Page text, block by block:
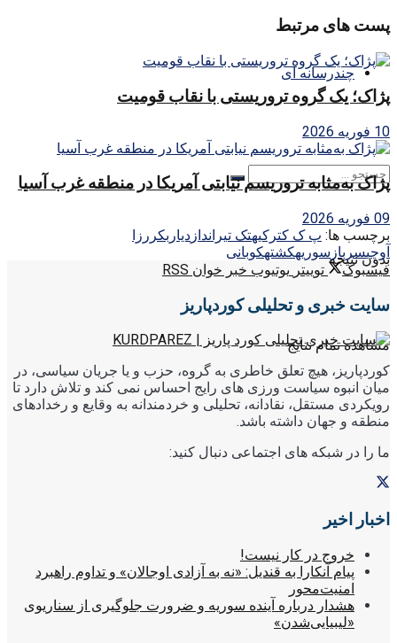
چندرسانه ای
بدون نتیجه
مشاهده تمام نتایج
پست های مرتبط
پژاک؛ یک گروه تروریستی با نقاب قومیت
10 فوریه 2026
پژاک به‌مثابه تروریسم نیابتی آمریکا در منطقه غرب آسیا
09 فوریه 2026
برچسب ها: پ ک کترکیهتک تیرانداز دیاربکر رزا
آوچیسرباز سوریهکشتهکوبانی
فیسبوک
توییتر یوتیوب خبر خوان RSS
سایت خبری و تحلیلی کوردپاریز
کوردپاریز، هیچ تعلق خاطری به گروه، حزب و یا جریان سیاسی، در
میان انبوه سیاست ورزی های رایج احساس نمی کند و تلاش دارد تا
رویکردی مستقل، نقادانه، تحلیلی و خردمندانه به وقایع و رخدادهای
منطقه و جهان داشته باشد.
ما را در شبکه های اجتماعی دنبال کنید:
اخبار اخیر
خروج در کار نیست!
پیام آنکارا به قندیل: «نه به آزادی اوجالان» و تداوم راهبرد
امنیت‌محور
هشدار درباره آینده سوریه و ضرورت جلوگیری از سناریوی
«لیبیایی‌شدن»